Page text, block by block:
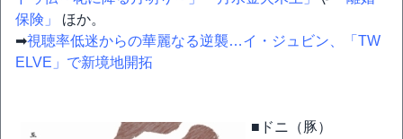
保険」
ほか。
➡視聴率低迷からの華麗なる逆襲…イ・ジュビン、「TW
ELVE」で新境地開拓
■ドニ（豚）